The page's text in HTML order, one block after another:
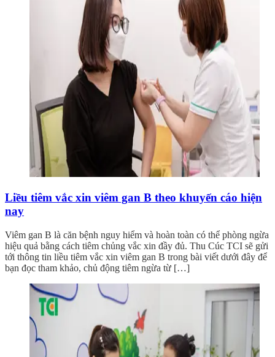
Liều tiêm vắc xin viêm gan B theo khuyến cáo hiện
nay
Viêm gan B là căn bệnh nguy hiểm và hoàn toàn có thể phòng ngừa
hiệu quả bằng cách tiêm chủng vắc xin đầy đủ. Thu Cúc TCI sẽ gửi
tới thông tin liều tiêm vắc xin viêm gan B trong bài viết dưới đây để
bạn đọc tham khảo, chủ động tiêm ngừa từ […]